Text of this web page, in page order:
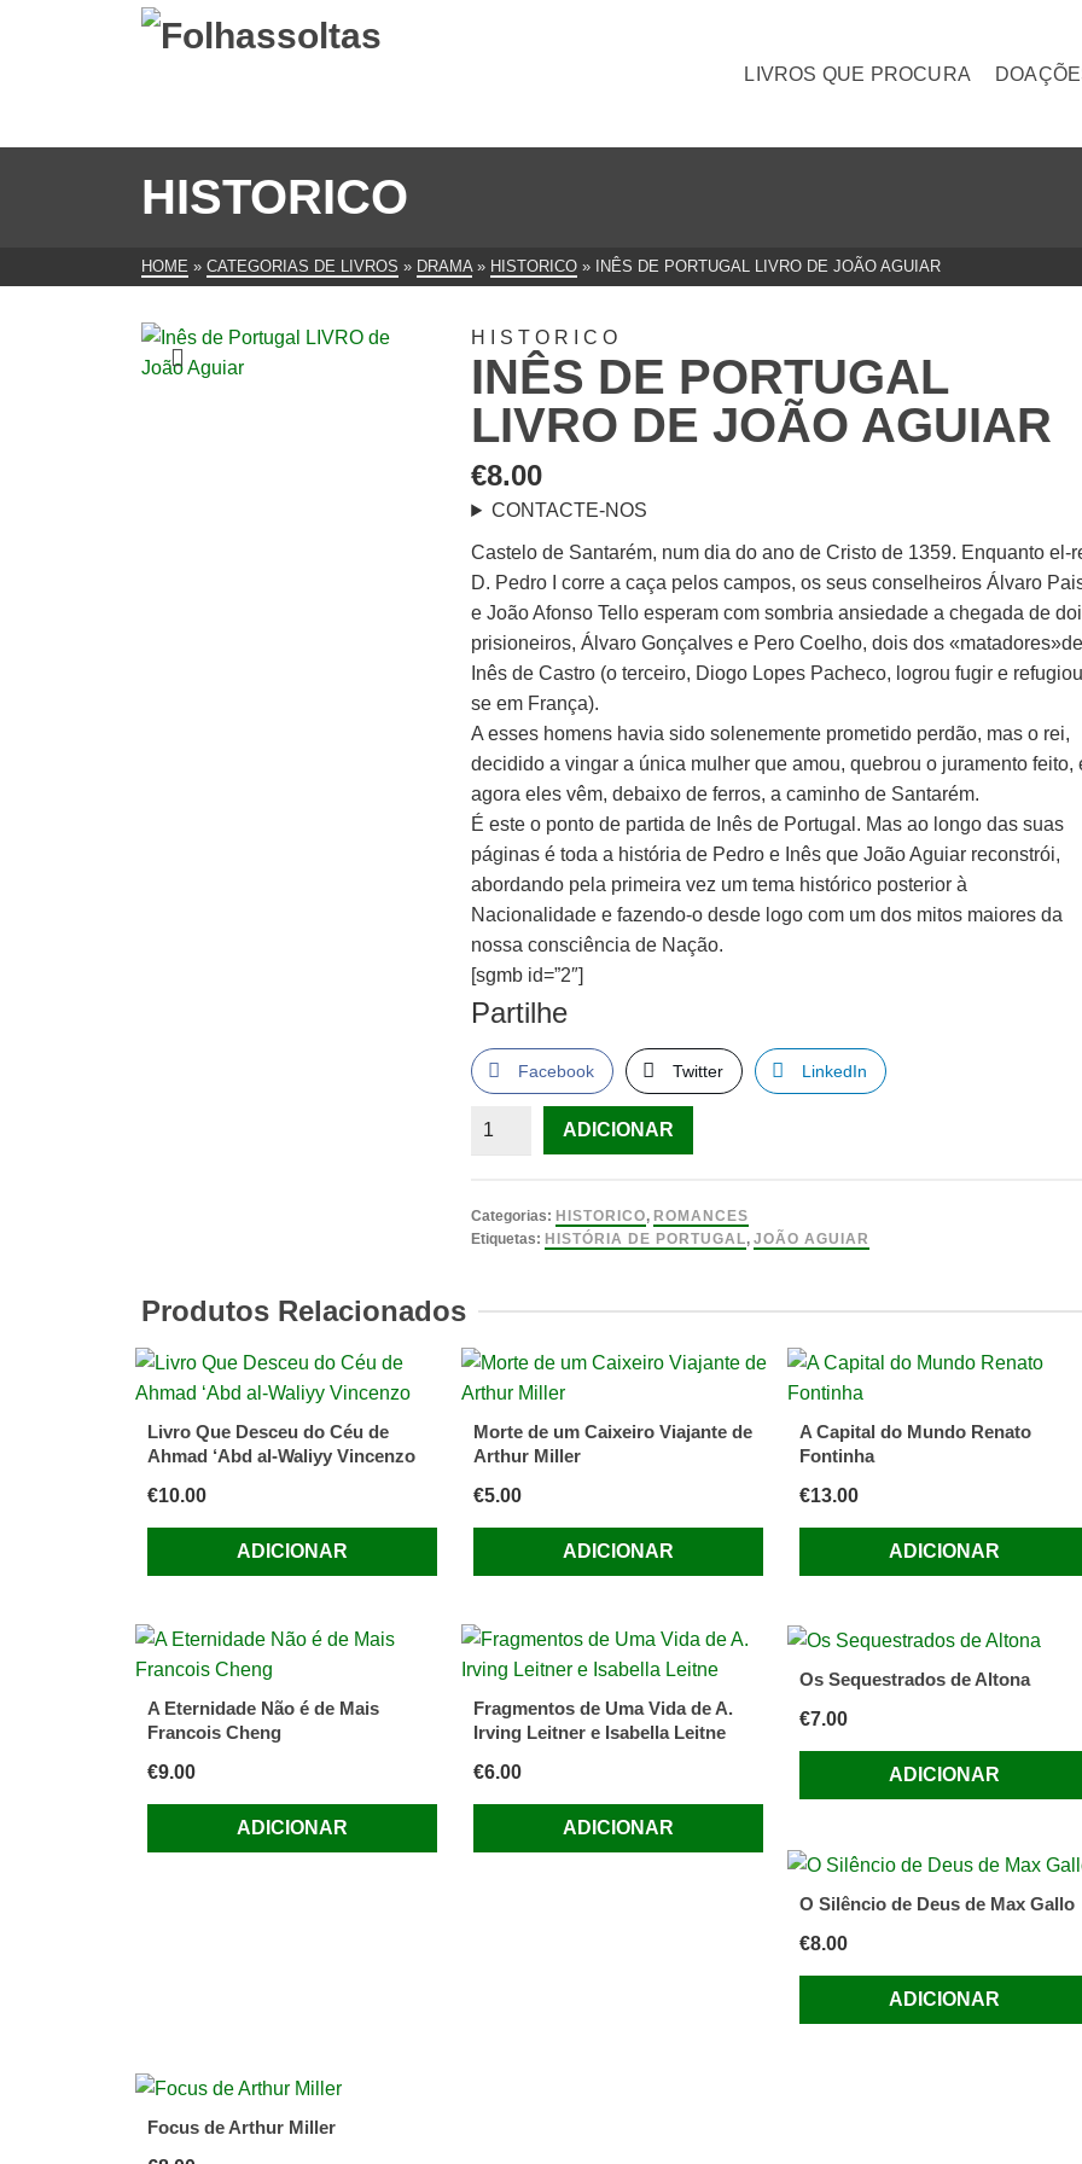
LIVROS QUE PROCURA
HISTORICO
HOME » CATEGORIAS DE LIVROS » DRAMA » HISTORICO » INÊS DE PORTUGAL LIVRO DE JOÃO AGUIAR
HISTORICO
INÊS DE PORTUGAL
LIVRO DE JOÃO AGUIAR
€8.00
CONTACTE-NOS
Castelo de Santarém, num dia do ano de Cristo de 1359. Enquanto el-
D. Pedro I corre a caça pelos campos, os seus conselheiros Álvaro
e João Afonso Tello esperam com sombria ansiedade a chegada de
prisioneiros, Álvaro Gonçalves e Pero Coelho, dois dos «matadores»de
Inês de Castro (o terceiro, Diogo Lopes Pacheco, logrou fugir e
se em França).
A esses homens havia sido solenemente prometido perdão, mas o rei,
decidido a vingar a única mulher que amou, quebrou o juramento feito,
agora eles vêm, debaixo de ferros, a caminho de Santarém.
É este o ponto de partida de Inês de Portugal. Mas ao longo das suas
páginas é toda a história de Pedro e Inês que João Aguiar reconstrói,
abordando pela primeira vez um tema histórico posterior à
Nacionalidade e fazendo-o desde logo com um dos mitos maiores da
nossa consciência de Nação.
[sgmb id=”2″]
Partilhe
Facebook Twitter LinkedIn
Quantidade
de
Portugal
Aguiar
ADICIONAR
Categorias: HISTORICO, ROMANCES
Etiquetas: HISTÓRIA DE PORTUGAL,JOÃO AGUIAR
Produtos Relacionados
Livro Que Desceu do Céu de
Ahmad ‘Abd al-Waliyy Vincenzo
€10.00
ADICIONAR
Morte de um Caixeiro Viajante de
Arthur Miller
€5.00
ADICIONAR
A Capital do Mundo Renato
Fontinha
€13.00
ADICIONAR
A Eternidade Não é de Mais
Francois Cheng
€9.00
ADICIONAR
Fragmentos de Uma Vida de A.
Irving Leitner e Isabella Leitne
€6.00
ADICIONAR
Os Sequestrados de Altona
€7.00
ADICIONAR
O Silêncio de Deus de Max Gallo
€8.00
ADICIONAR
Focus de Arthur Miller